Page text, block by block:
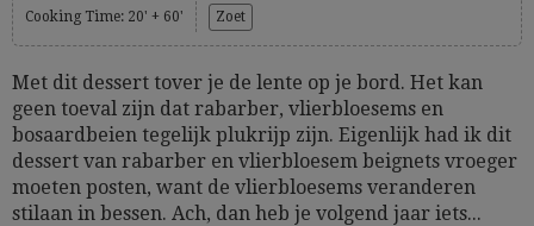
Cooking Time: 20' + 60' Zoet
Met dit dessert tover je de lente op je bord. Het kan
geen toeval zijn dat rabarber, vlierbloesems en
bosaardbeien tegelijk plukrijp zijn. Eigenlijk had ik dit
dessert van rabarber en vlierbloesem beignets vroeger
moeten posten, want de vlierbloesems veranderen
stilaan in bessen. Ach, dan heb je volgend jaar iets...